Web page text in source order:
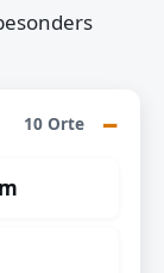
10 Orte